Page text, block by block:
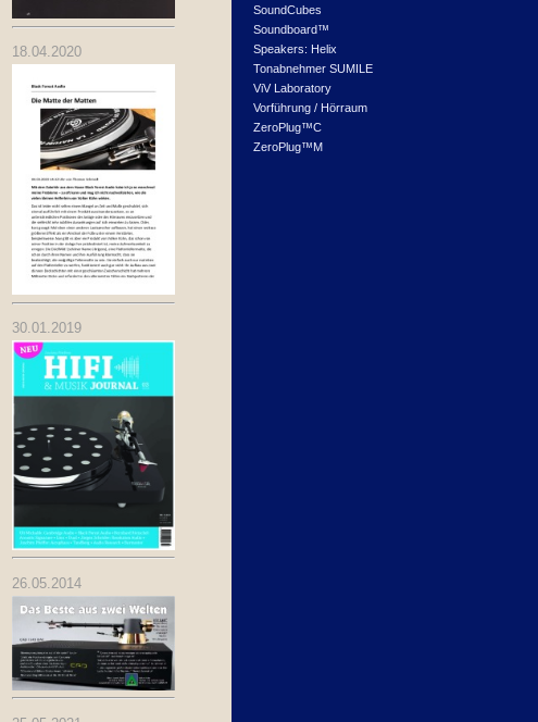
18.04.2020
30.01.2019
26.05.2014
SoundCubes
Soundboard™
Speakers: Helix
Tonabnehmer SUMILE
ViV Laboratory
Vorführung / Hörraum
ZeroPlug™C
ZeroPlug™M